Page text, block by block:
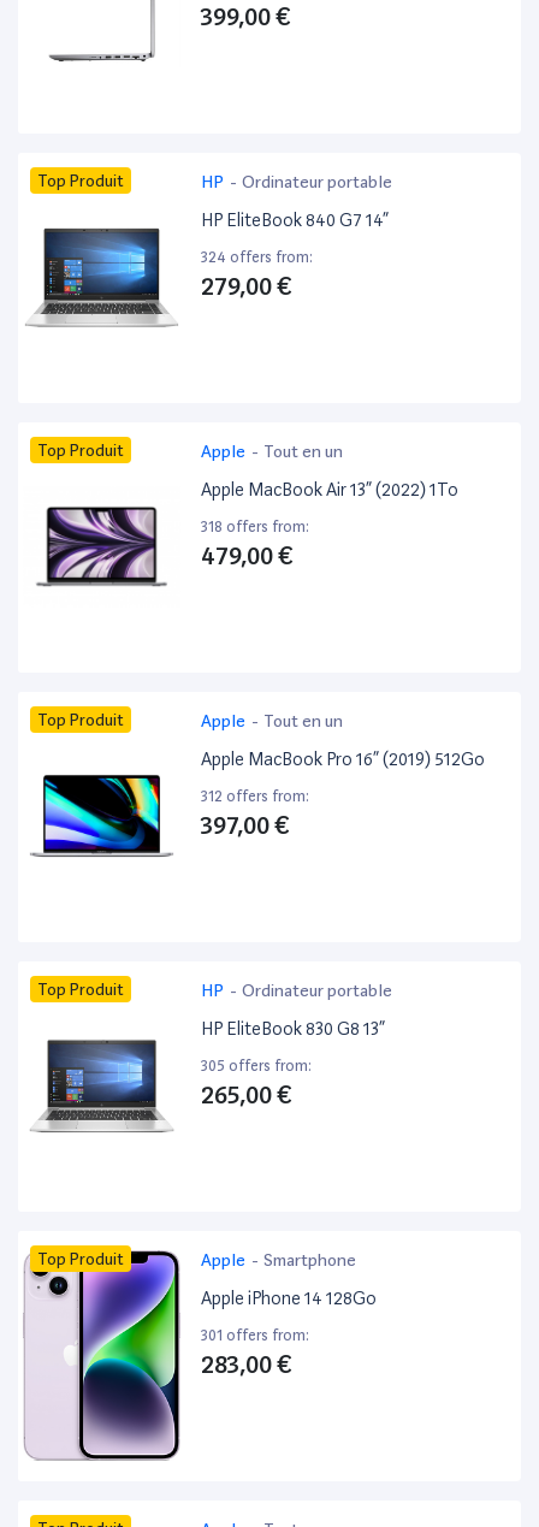
399,00 €
Top Produit HP - Ordinateur portable
HP EliteBook 840 G7 14”
324 offers from:
279,00 €
Top Produit Apple - Tout en un
Apple MacBook Air 13” (2022) 1To
318 offers from:
479,00 €
Top Produit Apple - Tout en un
Apple MacBook Pro 16” (2019) 512Go
312 offers from:
397,00 €
Top Produit HP - Ordinateur portable
HP EliteBook 830 G8 13”
305 offers from:
265,00 €
Top Produit Apple - Smartphone
Apple iPhone 14 128Go
301 offers from:
283,00 €